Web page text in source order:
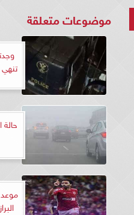
موضوعات متعلقة
تنهي